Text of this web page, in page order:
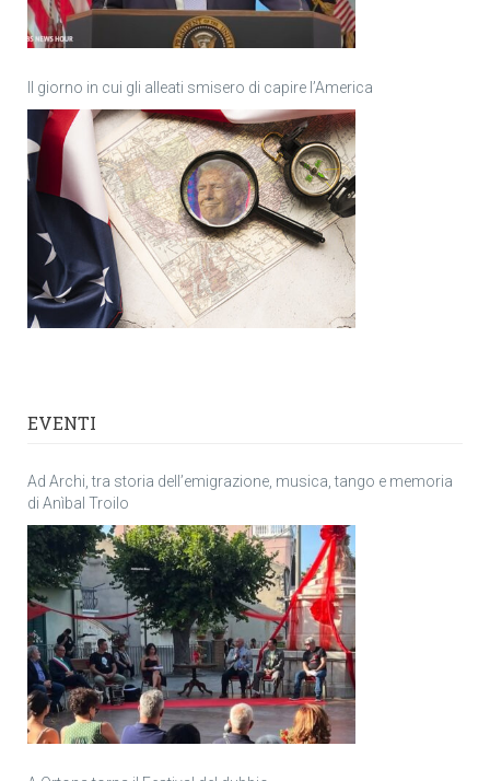
Il giorno in cui gli alleati smisero di capire l’America
EVENTI
Ad Archi, tra storia dell’emigrazione, musica, tango e memoria
di Anìbal Troilo